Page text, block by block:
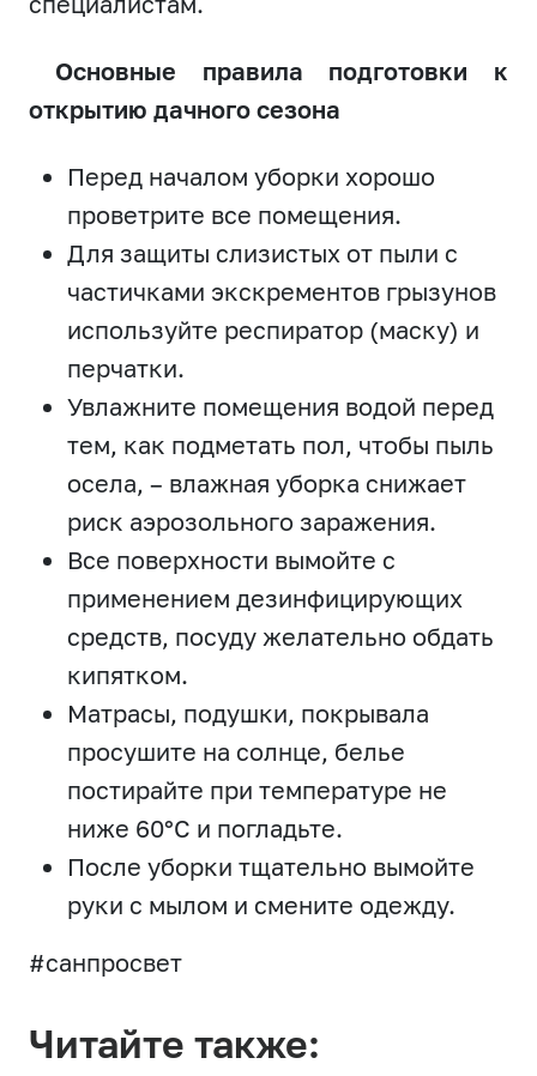
Основные правила подготовки к
открытию дачного сезона
Перед началом уборки хорошо
проветрите все помещения.
Для защиты слизистых от пыли с
частичками экскрементов грызунов
используйте респиратор (маску) и
перчатки.
Увлажните помещения водой перед
тем, как подметать пол, чтобы пыль
осела, – влажная уборка снижает
риск аэрозольного заражения.
Все поверхности вымойте с
применением дезинфицирующих
средств, посуду желательно обдать
кипятком.
Матрасы, подушки, покрывала
просушите на солнце, белье
постирайте при температуре не
ниже 60°C и погладьте.
После уборки тщательно вымойте
руки с мылом и смените одежду.
#санпросвет
Читайте также: